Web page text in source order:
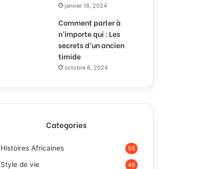
janvier 16, 2024
Comment parler à
n’importe qui : Les
secrets d’un ancien
timide
octobre 6, 2024
Categories
Histoires Africaines 55
Style de vie 46